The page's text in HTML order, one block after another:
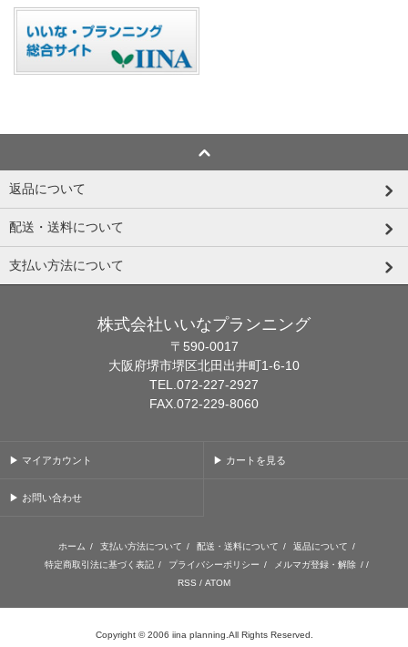
返品について
配送・送料について
支払い方法について
株式会社いいなプランニング
〒590-0017
大阪府堺市堺区北田出井町1-6-10
TEL.072-227-2927
FAX.072-229-8060
▶ マイアカウント ▶ カートを見る
▶ お問い合わせ
ホーム / 支払い方法について / 配送・送料について / 返品について /
特定商取引法に基づく表記 / プライバシーポリシー / メルマガ登録・解除 / /
RSS / ATOM
Copyright © 2006 iina planning.All Rights Reserved.